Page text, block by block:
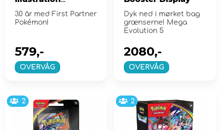
Collection - Series
2
30 år med First Partner
Pokémon!
OVERVÅG
579,-
Dyk ned i mørket bag
grænserne! Mega
Evolution 5
OVERVÅG
2080,-
2 2